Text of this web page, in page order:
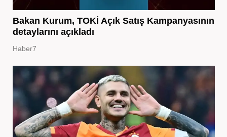
Bakan Kurum, TOKİ Açık Satış Kampanyasının
detaylarını açıkladı
Haber7